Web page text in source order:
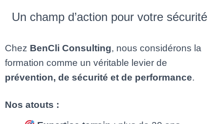
Un champ d’action pour votre sécurité
Chez BenCli Consulting, nous considérons la
formation comme un véritable levier de
prévention, de sécurité et de performance.
Nos atouts :